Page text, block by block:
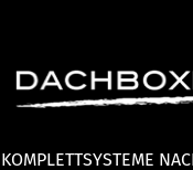
KOMPLETTSYSTEME